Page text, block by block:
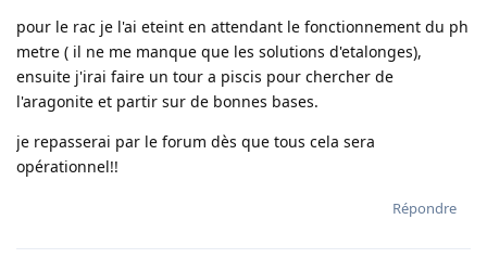
pour le rac je l'ai eteint en attendant le fonctionnement du ph
metre ( il ne me manque que les solutions d'etalonges),
ensuite j'irai faire un tour a piscis pour chercher de
l'aragonite et partir sur de bonnes bases.
je repasserai par le forum dès que tous cela sera
opérationnel!!
Répondre